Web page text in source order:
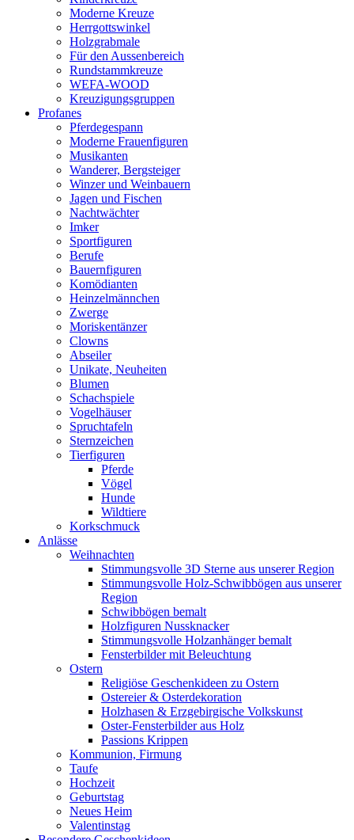
Moderne Kreuze
Herrgottswinkel
Holzgrabmale
Für den Aussenbereich
Rundstammkreuze
WEFA-WOOD
Kreuzigungsgruppen
Profanes
Pferdegespann
Moderne Frauenfiguren
Musikanten
Wanderer, Bergsteiger
Winzer und Weinbauern
Jagen und Fischen
Nachtwächter
Imker
Sportfiguren
Berufe
Bauernfiguren
Komödianten
Heinzelmännchen
Zwerge
Moriskentänzer
Clowns
Abseiler
Unikate, Neuheiten
Blumen
Schachspiele
Vogelhäuser
Spruchtafeln
Sternzeichen
Tierfiguren
Pferde
Vögel
Hunde
Wildtiere
Korkschmuck
Anlässe
Weihnachten
Stimmungsvolle 3D Sterne aus unserer Region
Stimmungsvolle Holz-Schwibbögen aus unserer
Region
Schwibbögen bemalt
Holzfiguren Nussknacker
Stimmungsvolle Holzanhänger bemalt
Fensterbilder mit Beleuchtung
Ostern
Religiöse Geschenkideen zu Ostern
Ostereier & Osterdekoration
Holzhasen & Erzgebirgische Volkskunst
Oster-Fensterbilder aus Holz
Passions Krippen
Kommunion, Firmung
Taufe
Hochzeit
Geburtstag
Neues Heim
Valentinstag